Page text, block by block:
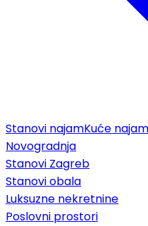
Stanovi najamKuće najam
Novogradnja
Stanovi Zagreb
Stanovi obala
Luksuzne nekretnine
Poslovni prostori